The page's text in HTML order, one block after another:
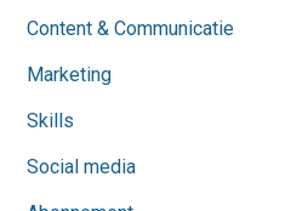
Content & Communicatie
Marketing
Skills
Social media